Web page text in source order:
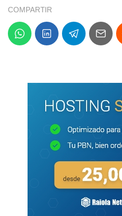
COMPARTIR